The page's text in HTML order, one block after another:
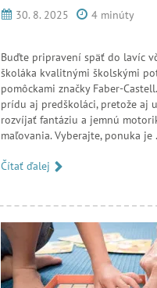
30. 8. 2025
4 minúty
Buďte pripravení späť do lavíc
školáka kvalitnými školskými
pomôckami značky Faber-
prídu aj predškoláci, pretože aj
rozvíjať fantáziu a jemnú
maľovania. Vyberajte, ponuka je
Čítať ďalej